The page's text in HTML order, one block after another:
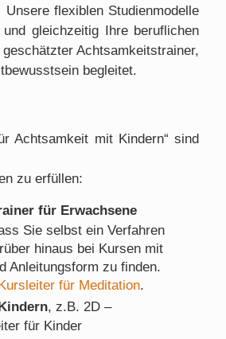
flexiblen Studienmodelle
gleichzeitig Ihre beruflichen
Achtsamkeitstrainer,
begleitet.
Achtsamkeit mit Kindern“ sind
zu erfüllen:
für Erwachsene
Sie selbst ein Verfahren
hinaus bei Kursen mit
Anleitungsform zu finden.
für Meditation.
, z.B. 2D –
für Kinder